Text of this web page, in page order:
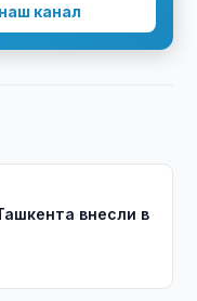
канал
внесли в